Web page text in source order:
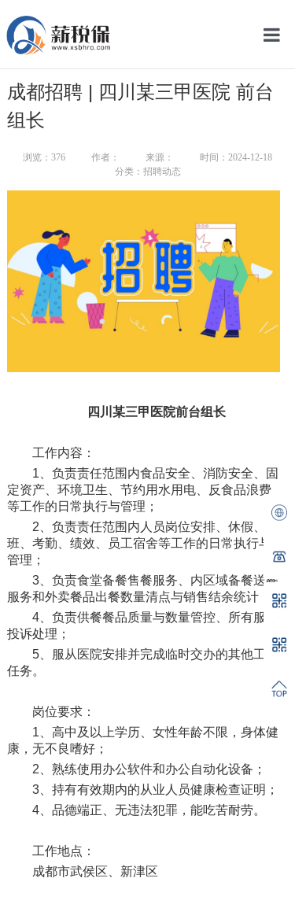
网
成都招聘 | 四川某三甲医院 前台
组长
浏览： 376 作者： 来源：
时间：2024-12-18
分类：招聘动态
四川某三甲医院前台组长
工作内容：
1、负责责任范围内食品安全、消防安全、固
定资产、环境卫生、节约用水用电、反食品浪费
等工作的日常执行与管理；
2、负责责任范围内人员岗位安排、休假、排
班、考勤、绩效、员工宿舍等工作的日常执行与
管理；
3、负责食堂备餐售餐服务、内区域备餐送餐
服务和外卖餐品出餐数量清点与销售结余统计；
4、负责供餐餐品质量与数量管控、所有服务
投诉处理；
5、服从医院安排并完成临时交办的其他工作
任务。
岗位要求：
1、高中及以上学历、女性年龄不限，身体健
康，无不良嗜好；
2、熟练使用办公软件和办公自动化设备；
3、持有有效期内的从业人员健康检查证明；
4、品德端正、无违法犯罪，能吃苦耐劳。
工作地点：
成都市武侯区、新津区